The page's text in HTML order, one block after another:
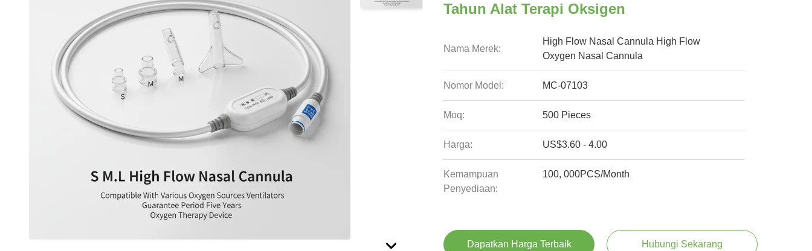
Tahun Alat Terapi Oksigen
Nama Merek:
High Flow Nasal Cannula High Flow
Oxygen Nasal Cannula
Nomor Model: MC-07103
Moq: 500 Pieces
Harga: US$3.60 - 4.00
Kemampuan
Penyediaan:
100, 000PCS/Month
Dapatkan Harga Terbaik Hubungi Sekarang